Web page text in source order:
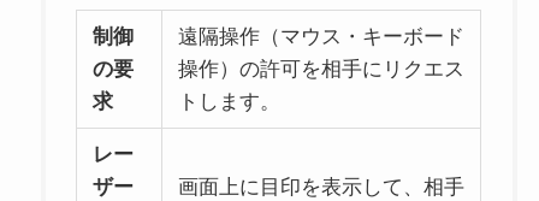
制御
の要
求
遠隔操作（マウス・キーボード
操作）の許可を相手にリクエス
トします。
レー
ザー
画面上に目印を表示して、相手